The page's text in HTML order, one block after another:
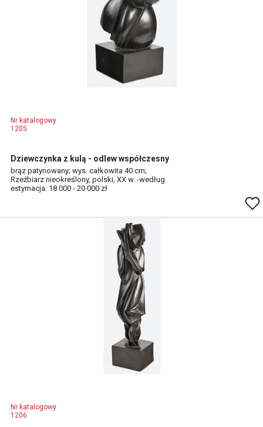
Nr katalogowy
1205
Dziewczynka z kulą - odlew współczesny
brąz patynowany; wys. całkowita 40 cm;
Rzeźbiarz nieokreślony, polski, XX w. -według
estymacja: 18 000 - 20 000 zł
Nr katalogowy
1206